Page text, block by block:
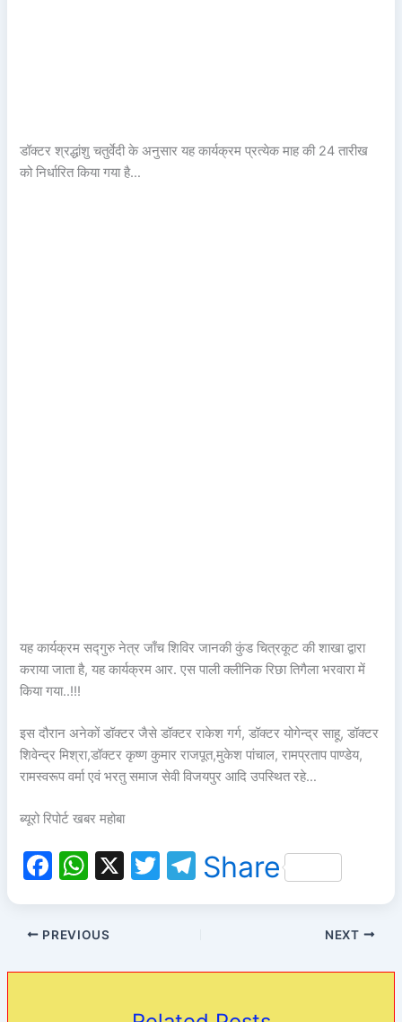
डॉक्टर श्रद्धांशु चतुर्वेदी के अनुसार यह कार्यक्रम प्रत्येक माह की 24 तारीख
को निर्धारित किया गया है…
यह कार्यक्रम सद्गुरु नेत्र जाँच शिविर जानकी कुंड चित्रकूट की शाखा द्वारा
कराया जाता है, यह कार्यक्रम आर. एस पाली क्लीनिक रिछा तिगैला भरवारा में
किया गया..!!!
इस दौरान अनेकों डॉक्टर जैसे डॉक्टर राकेश गर्ग, डॉक्टर योगेन्द्र साहू, डॉक्टर
शिवेन्द्र मिश्रा,डॉक्टर कृष्ण कुमार राजपूत,मुकेश पांचाल, रामप्रताप पाण्डेय,
रामस्वरूप वर्मा एवं भरतु समाज सेवी विजयपुर आदि उपस्थित रहे…
ब्यूरो रिपोर्ट खबर महोबा
F
c
e
b
W
at
s
A
X
T
T
a
m
Share
PREVIOUS NEXT